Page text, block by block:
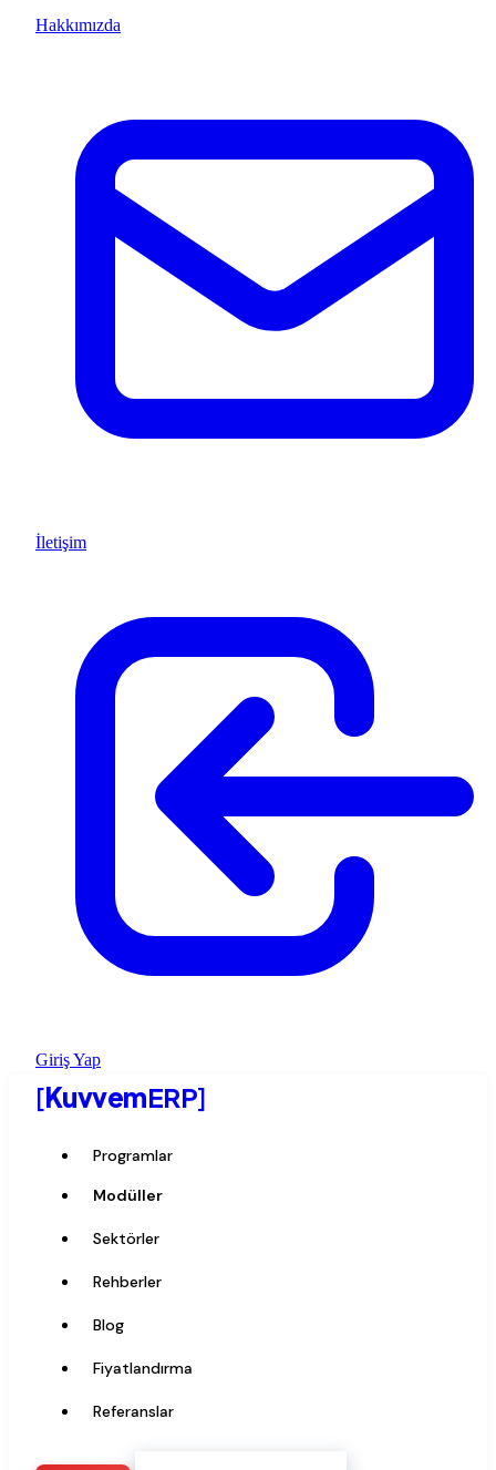
Hakkımızda
İletişim
Giriş Yap
[KuvvemERP]
Programlar
Modüller
Sektörler
Rehberler
Blog
Fiyatlandırma
Referanslar